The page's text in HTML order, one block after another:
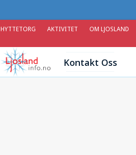
HYTTETORG AKTIVITET OM LJOSLAND
Kontakt Oss